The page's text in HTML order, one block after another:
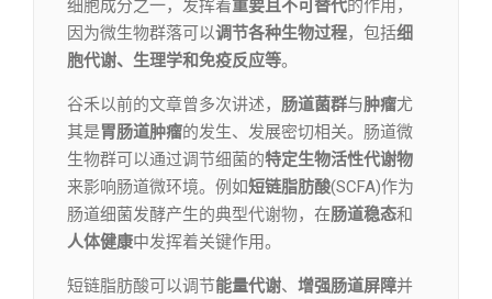
细胞成分之一，发挥着重要且不可替代的作用，
因为微生物群落可以调节各种生物过程，包括细
胞代谢、生理学和免疫反应等。
谷禾以前的文章曾多次讲述， 肠道菌群与肿瘤尤
其是胃肠道肿瘤的发生、发展密切相关。肠道微
生物群可以通过调节细菌的特定生物活性代谢物
来影响肠道微环境。例如短链脂肪酸(SCFA)作为
肠道细菌发酵产生的典型代谢物，在肠道稳态和
人体健康中发挥着关键作用。
短链脂肪酸可以调节能量代谢、 增强肠道屏障并